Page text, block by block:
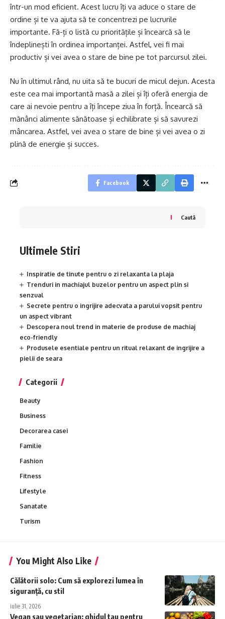
într-un mod eficient. Acest lucru îți va aduce o stare de
ordine și te va ajuta să te concentrezi pe lucrurile
importante. Fă-ți o listă cu prioritățile și încearcă să le
îndeplinești în ordinea importanței. Astfel, vei fi mai
productiv și vei avea o stare de bine pe tot parcursul zilei.
Nu în ultimul rând, nu uita să te bucuri de micul dejun. Acesta
este cea mai importantă masă a zilei și îți oferă energia de
care ai nevoie pentru a îți începe ziua în forță. Încearcă să
mănânci alimente sănătoase și echilibrate și să savurezi
mâncarea. Astfel, vei avea o stare de bine și vei avea o zi
plină de energie și succes.
Facebook
Caută
Ultimele Stiri
Inspiratie de tinute pentru o zi relaxanta la plaja
Trenduri in machiajul buzelor pentru un aspect plin si
senzual
Secrete pentru o ingrijire adecvata a parului vopsit pentru
un aspect vibrant
Descopera noul trend in materie de produse de machiaj
eco-friendly
Produsele esentiale pentru un ritual relaxant de ingrijire a
pielii de seara
Categorii
Beauty
Business
Decorarea casei
Familie
Fashion
Fitness
Lifestyle
Sanatate
Turism
You Might Also Like
Călătorii solo: Cum să explorezi lumea în
siguranță, cu stil
iulie 31, 2026
Vegan sau vegetarian: ghidul tau pentru